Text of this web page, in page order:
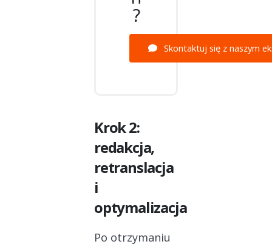
?
Skontaktuj się z naszym
Krok 2:
redakcja,
retranslacja
i
optymalizacja
Po otrzymaniu